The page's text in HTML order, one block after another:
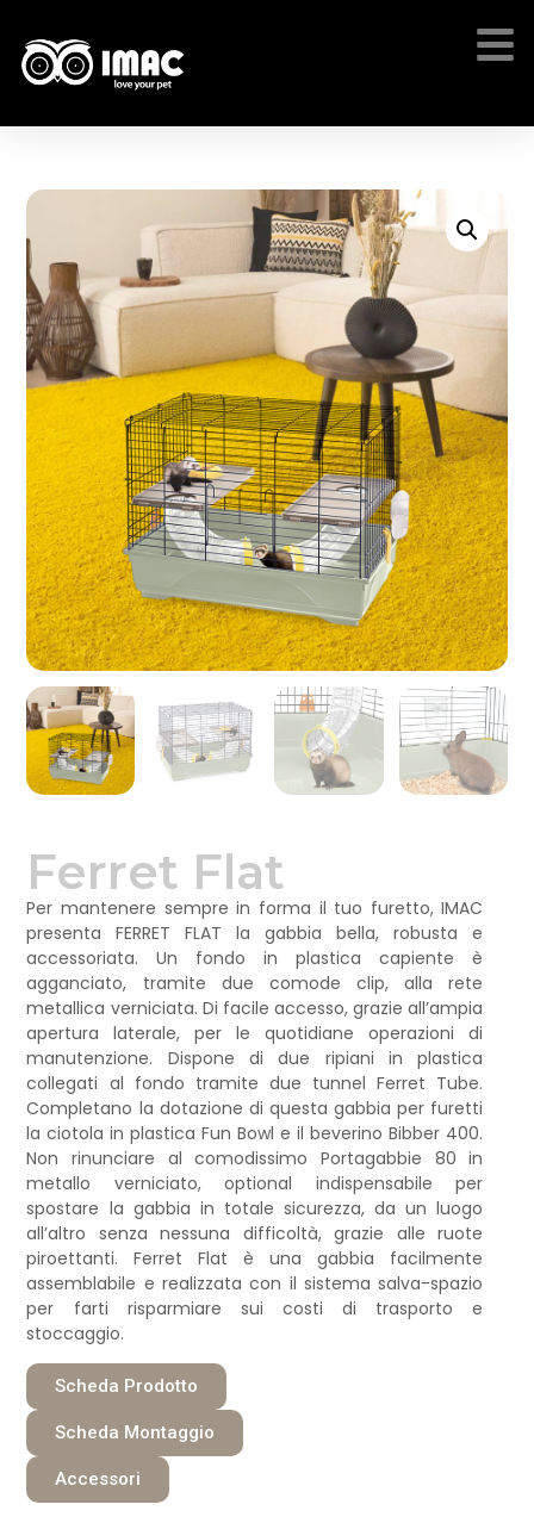
Ferret Flat
Per mantenere sempre in forma il tuo furetto, IMAC
presenta FERRET FLAT la gabbia bella, robusta e
accessoriata. Un fondo in plastica capiente è
agganciato, tramite due comode clip, alla rete
metallica verniciata. Di facile accesso, grazie all’ampia
apertura laterale, per le quotidiane operazioni di
manutenzione. Dispone di due ripiani in plastica
collegati al fondo tramite due tunnel Ferret Tube.
Completano la dotazione di questa gabbia per furetti
la ciotola in plastica Fun Bowl e il beverino Bibber 400.
Non rinunciare al comodissimo Portagabbie 80 in
metallo verniciato, optional indispensabile per
spostare la gabbia in totale sicurezza, da un luogo
all’altro senza nessuna difficoltà, grazie alle ruote
piroettanti. Ferret Flat è una gabbia facilmente
assemblabile e realizzata con il sistema salva-spazio
per farti risparmiare sui costi di trasporto e
stoccaggio.
Scheda Prodotto
Scheda Montaggio
Accessori